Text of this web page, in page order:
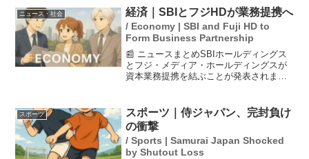
ましたが、後に作成者からの申し出によ
り虚偽であ...
ニュース・社会 経済｜SBIとフジHDが業務提携へ
/ Economy | SBI and Fuji HD to
Form Business Partnership
📰 ニュースまとめSBIホールディングス
とフジ・メディア・ホールディングスが
資本業務提携を結ぶことが発表されまし
を目的としています。SBIは過去にフジの
ホワイトナイトと...
スポーツ
スポーツ｜侍ジャパン、完封負け
の衝撃
/ Sports | Samurai Japan Shocked
by Shutout Loss